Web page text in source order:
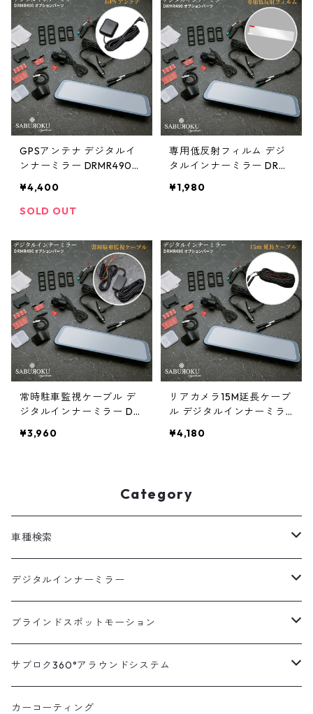
ラー 駐車監視 ドラレコ 前
後 前後2カメラ 12インチ
前後同時録画 衝撃検知 ]
駐車監視 ドラレコ 前後 前
後2カメラ 12インチ 前後
同時録画 衝撃検知 ]
GPSアンテナ デジタルイ
ンナーミラー DRMR490
¥4,400
SOLD OUT
専用低反射フィルム デジ
タルインナーミラー DRMR
¥1,980
常時駐車監視ケーブル デ
ジタルインナーミラー DR
¥3,960
リアカメラ15M延長ケーブ
ル デジタルインナーミラ
品
¥4,180
Category
車種検索
汎用
トヨタ
ハイエース200系
アルファード・ヴェルファイア30系
ニッサン
エルグランドE52系
ホンダ
デジタルインナーミラー
汎用キット
車種別対応キット
トヨタ
オプション
ブラインドスポットモーション
汎用キット
車種別ミラー付セット
サブロク360°アラウンドシステム
アラウンドシステム本体
カーコーティング